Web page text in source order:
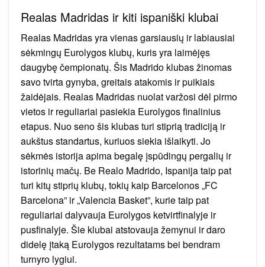
Realas Madridas ir kiti ispaniški klubai
Realas Madridas yra vienas garsiausių ir labiausiai
sėkmingų Eurolygos klubų, kuris yra laimėjęs
daugybę čempionatų. Šis Madrido klubas žinomas
savo tvirta gynyba, greitais atakomis ir puikiais
žaidėjais. Realas Madridas nuolat varžosi dėl pirmo
vietos ir reguliariai pasiekia Eurolygos finalinius
etapus. Nuo seno šis klubas turi stiprią tradiciją ir
aukštus standartus, kuriuos siekia išlaikyti. Jo
sėkmės istorija apima begalę įspūdingų pergalių ir
istorinių mačų. Be Realo Madrido, Ispanija taip pat
turi kitų stiprių klubų, tokių kaip Barcelonos „FC
Barcelona” ir „Valencia Basket”, kurie taip pat
reguliariai dalyvauja Eurolygos ketvirtfinalyje ir
pusfinalyje. Šie klubai atstovauja žemynui ir daro
didelę įtaką Eurolygos rezultatams bei bendram
turnyro lygiui.